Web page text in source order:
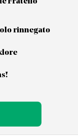
Fratello
rinnegato